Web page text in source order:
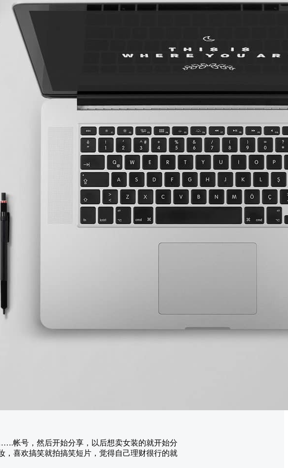
帐号，然后开始分享，以后想卖女装的就开始分
喜欢搞笑就拍搞笑短片，觉得自己理财很行的就